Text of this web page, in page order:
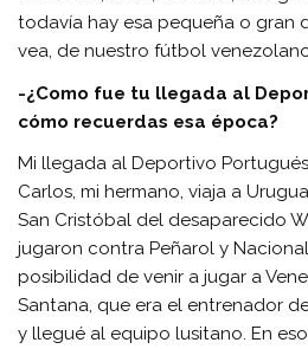
todavía hay esa pequeña o gran
vea, de nuestro fútbol
-¿Como fue tu llegada al
cómo recuerdas esa época?
Mi llegada al Deportivo
Carlos, mi hermano, viaja a
San Cristóbal del desaparecido
jugaron contra Peñarol y
posibilidad de venir a jugar a
Santana, que era el entrenador
y llegué al equipo lusitano. En